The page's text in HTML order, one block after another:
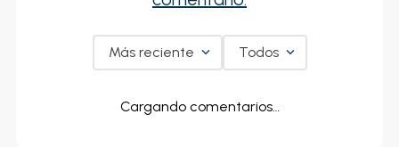
un comentario.
Más reciente Todos